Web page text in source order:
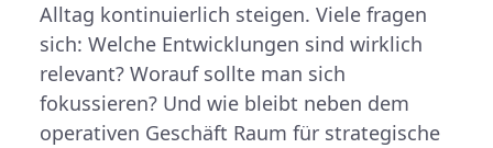
Alltag kontinuierlich steigen. Viele fragen
sich: Welche Entwicklungen sind wirklich
relevant? Worauf sollte man sich
fokussieren? Und wie bleibt neben dem
operativen Geschäft Raum für strategische